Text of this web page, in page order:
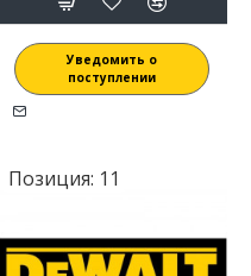
Уведомить о
поступлении
Позиция: 11